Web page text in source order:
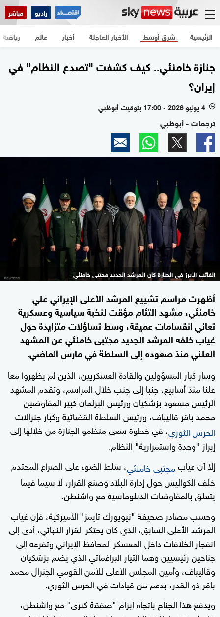
راديو مباشر
الرئيسية الأخبار العاجلة أخبار شرق أوسط عالم رياضة
جنازة خامنئي.. كيف كشفت "تصدع النظام" في
إيران؟
l 4 يوليو 2026 - 17:00 بتوقيت أبوظبي
ترجمات - أبوظبي
الغائب الأبرز في الجنازة كان المرشد الجديد مجتبى خامنئي
أظهرت مراسم تشييع المرشد الأعلى الإيراني علي
خامنئي، مشهد التئام مؤقت لنخبة سياسية وعسكرية
تعاني انقسامات عميقة، وسط تساؤلات متزايدة حول
غياب خلفه المرشد الجديد مجتبى خامنئي عن المشهد
العلني منذ صعوده إلى السلطة في مارس الماضي.
وسار كبار المسؤولين والقادة العسكريين، الذين لم يظهروا معا
علنا منذ أسابيع، جنبا إلى جنب خلال المراسم، وتقدم المشهد
الرئيس مسعود بزشكيان ورئيس البرلمان كبير المفاوضين
محمد باقر قاليباف، ورئيس السلطة القضائية وكبار جنرالات
الحرس الثوري، في خطوة سعى منظمو الجنازة من خلالها إلى
إبراز "وحدة واستمرارية" النظام.
إلا أن غيابمجتبى خامنئي، سلط الضوء على الصراع المحتدم
خلف الكواليس حول إدارة البلاد وصنع القرار، لا سيما فيما
يتعلق بالمفاوضات الدبلوماسية مع واشنطن.
وحسب مصادر صحيفة "نيويورك تايمز" الأميركية، فإن غياب
المرشد الأعلى السابق، الذي كان يحتكر القرار النهائي، أدى إلى
انفجار الخلافات داخل المعسكر المحافظ الإيراني وتفرعه إلى
جناحين رئيسيين وهما التيار البراغماتي الذي يضم بزشكيان
وقاليباف، وأمين المجلس الأعلى للأمن القومي الجنرال محمد
باقر ذو القدر، بدعم من قيادات في الحرس الثوري.
ويدفع هذا الجناح باتجاه إبرام "صفقة كبرى" مع واشنطن،